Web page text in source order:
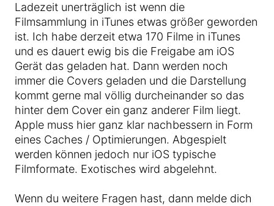
Ladezeit unerträglich ist wenn die
Filmsammlung in iTunes etwas größer geworden
ist. Ich habe derzeit etwa 170 Filme in iTunes
und es dauert ewig bis die Freigabe am iOS
Gerät das geladen hat. Dann werden noch
immer die Covers geladen und die Darstellung
kommt gerne mal völlig durcheinander so das
hinter dem Cover ein ganz anderer Film liegt.
Apple muss hier ganz klar nachbessern in Form
eines Caches / Optimierungen. Abgespielt
werden können jedoch nur iOS typische
Filmformate. Exotisches wird abgelehnt.
Wenn du weitere Fragen hast, dann melde dich